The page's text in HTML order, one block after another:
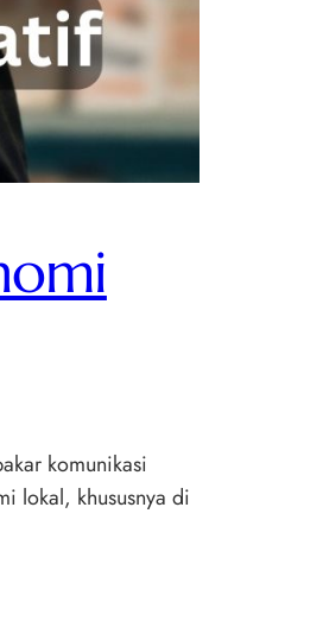
komunikasi
lokal, khususnya di